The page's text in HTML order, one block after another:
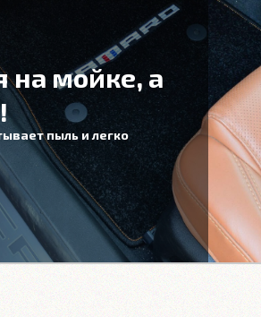
на мойке, а
пыль и легко